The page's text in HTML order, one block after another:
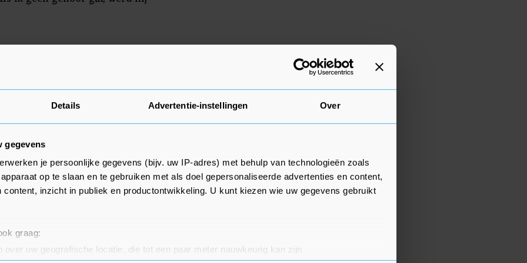
Details Advertentie-instellingen Over
gegevens
je persoonlijke gegevens (bijv. uw IP-adres) met behulp van technologieën zoals
op te slaan en te gebruiken met als doel gepersonaliseerde advertenties en content,
content, inzicht in publiek en productontwikkeling. U kunt kiezen wie uw gegevens gebruikt
graag:
over uw geografische locatie, die tot een paar meter nauwkeurig kan zijn
kampt met een
en heeft het vertrouwen
mijn mond omdat ik dacht
nu 16-jarig meisje. "Ik was
mijn danscarrière." De
"een tweede thuis".
met ruim 450 leerlingen
aanbood om verder te
Iemand zag iets in mij. Dat
als ik naar jou luister, kom